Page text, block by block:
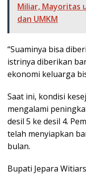
Miliar, Mayoritas
dan UMKM
“Suaminya bisa
istrinya diberikan
ekonomi keluarga
Saat ini, kondisi
mengalami
desil 5 ke desil 4.
telah menyiapkan
bulan.
Bupati Jepara